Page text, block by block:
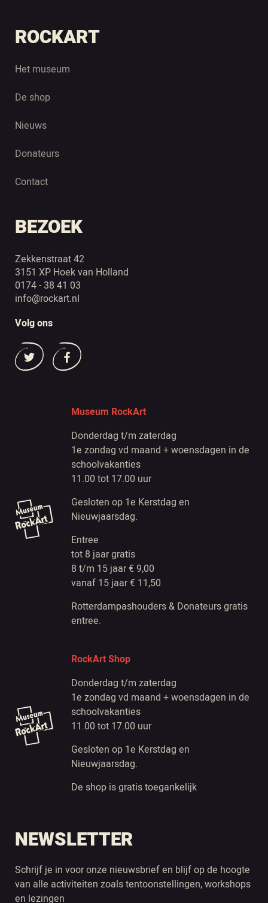
ROCKART
Het museum
De shop
Nieuws
Donateurs
Contact
BEZOEK
Zekkenstraat 42
3151 XP Hoek van Holland
0174 - 38 41 03
info@rockart.nl
Volg ons
Museum RockArt
Donderdag t/m zaterdag
1e zondag vd maand + woensdagen in de
schoolvakanties
11.00 tot 17.00 uur
Gesloten op 1e Kerstdag en
Nieuwjaarsdag.
Entree
tot 8 jaar gratis
8 t/m 15 jaar € 9,00
vanaf 15 jaar € 11,50
Rotterdampashouders & Donateurs gratis
entree.
RockArt Shop
Donderdag t/m zaterdag
1e zondag vd maand + woensdagen in de
schoolvakanties
11.00 tot 17.00 uur
Gesloten op 1e Kerstdag en
Nieuwjaarsdag.
De shop is gratis toegankelijk
NEWSLETTER
Schrijf je in voor onze nieuwsbrief en blijf op de hoogte
van alle activiteiten zoals tentoonstellingen, workshops
en lezingen